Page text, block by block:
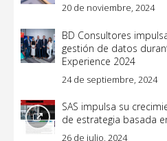
20 de noviembre, 2024
BD Consultores
gestión de datos
Experience 2024
24 de septiembre, 2024
SAS impulsa su
de estrategia basada
26 de julio, 2024